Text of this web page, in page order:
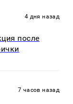
4 дня назад
после
7 часов назад